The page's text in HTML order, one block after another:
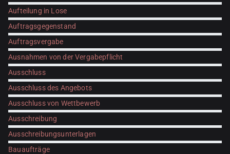
Aufteilung in Lose
Auftragsgegenstand
Auftragsvergabe
Ausnahmen von der Vergabepflicht
Ausschluss
Ausschluss des Angebots
Ausschluss von Wettbewerb
Ausschreibung
Ausschreibungsunterlagen
Bauaufträge